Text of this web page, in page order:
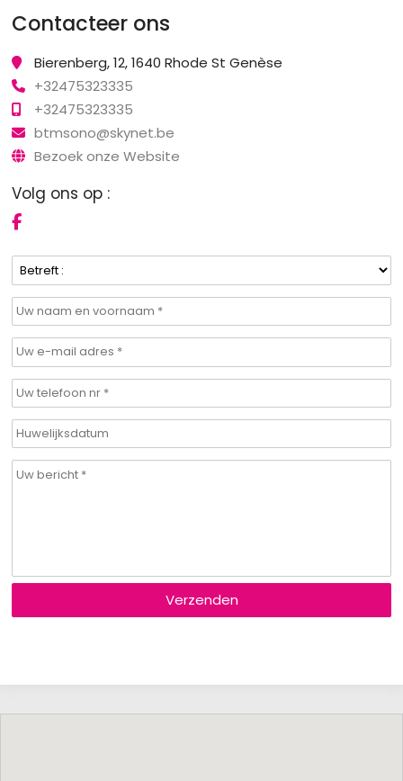
Contacteer ons
Bierenberg, 12, 1640 Rhode St Genèse
+32475323335
+32475323335
btmsono@skynet.be
Bezoek onze Website
Volg ons op :
Verzenden